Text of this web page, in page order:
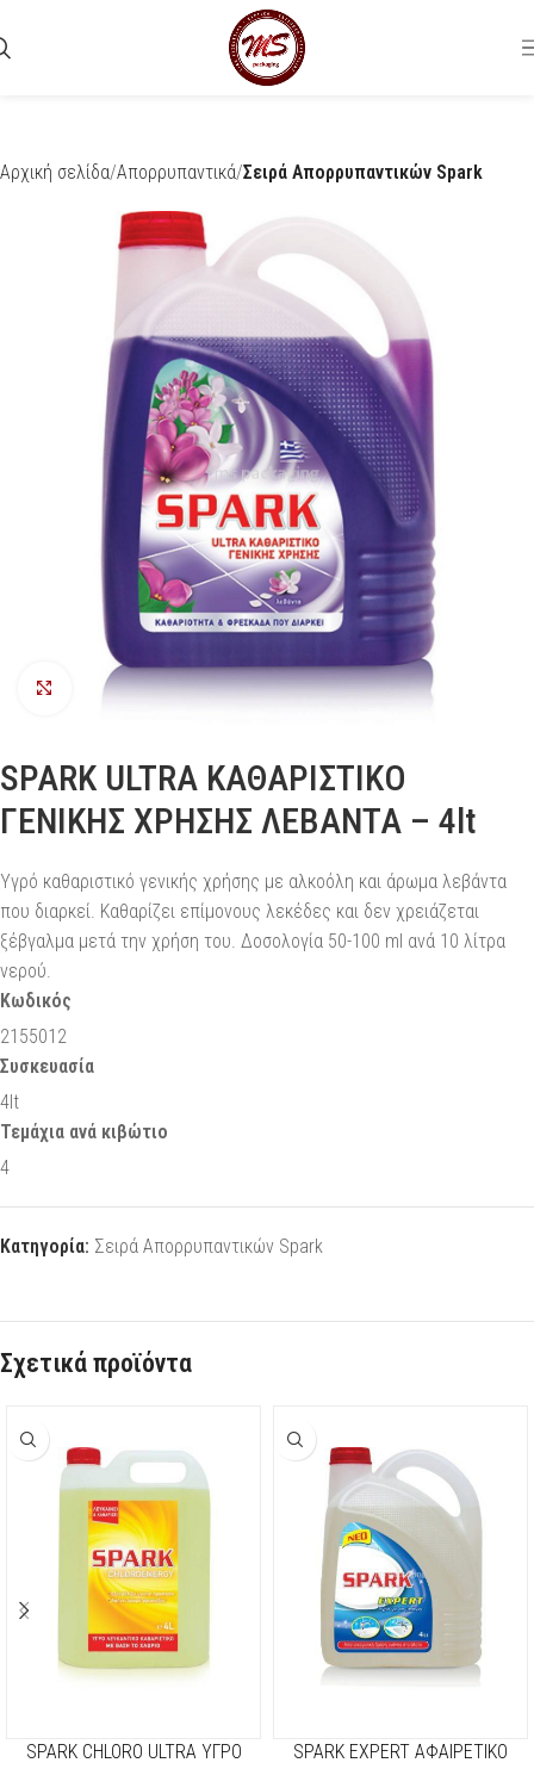
Αρχική σελίδα Απορρυπαντικά Σειρά Απορρυπαντικών Spark
Προβολή
SPARK ULTRA ΚΑΘΑΡΙΣΤΙΚΟ
ΓΕΝΙΚΗΣ ΧΡΗΣΗΣ ΛΕΒΑΝΤΑ – 4lt
Υγρό καθαριστικό γενικής χρήσης με αλκοόλη και άρωμα λεβάντα
που διαρκεί. Καθαρίζει επίμονους λεκέδες και δεν χρειάζεται
ξέβγαλμα μετά την χρήση του. Δοσολογία 50-100 ml ανά 10 λίτρα
νερού.
Κωδικός
2155012
Συσκευασία
4lt
Τεμάχια ανά κιβώτιο
4
Κατηγορία: Σειρά Απορρυπαντικών Spark
Σχετικά προϊόντα
SPARK CHLORO ULTRA ΥΓΡΟ
SPARK EXPERT ΑΦΑΙΡΕΤΙΚΟ